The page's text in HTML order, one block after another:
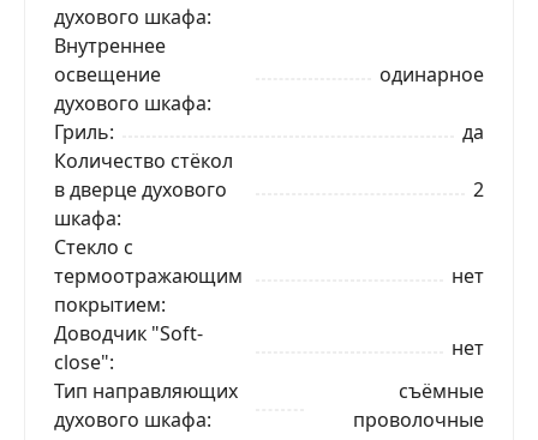
духового шкафа
Внутреннее
освещение
духового шкафа
одинарное
Гриль
да
Количество стёкол
в дверце духового
шкафа
2
Стекло с
термоотражающим
покрытием
нет
Доводчик "Soft-
close"
нет
Тип направляющих
духового шкафа
съёмные
проволочные
Ваше имя